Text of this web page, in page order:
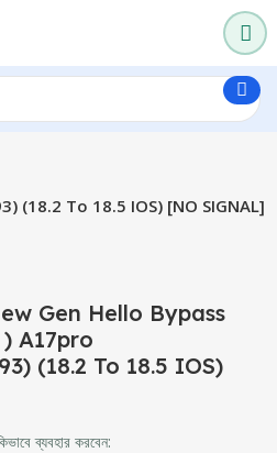
(18.2 To 18.5 IOS) [NO SIGNAL]
Gen Hello Bypass
A17pro
(18.2 To 18.5 IOS)
ব্যবহার করবেন: